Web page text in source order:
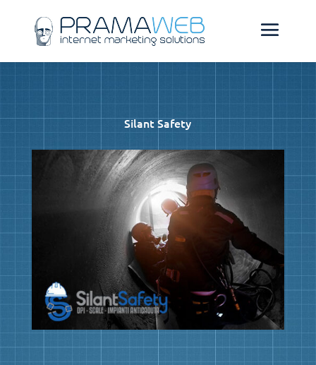
Silant Safety